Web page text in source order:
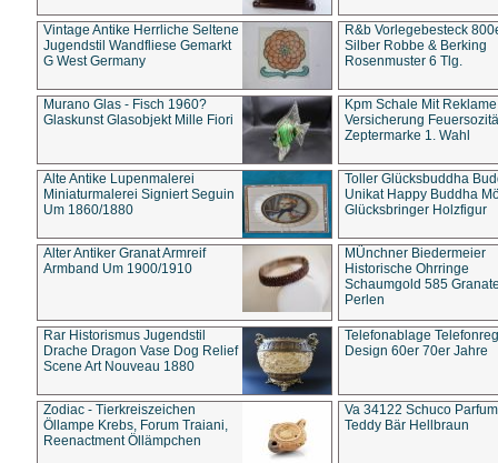
Vintage Antike Herrliche Seltene
Jugendstil Wandfliese Gemarkt
G West Germany
R&b Vorlegebesteck
Silber Robbe & Berking
Rosenmuster 6 Tlg.
Murano Glas - Fisch 1960?
Glaskunst Glasobjekt Mille Fiori
Kpm Schale Mit Reklame
Versicherung
Zeptermarke 1. Wahl
Alte Antike Lupenmalerei
Miniaturmalerei Signiert Seguin
Um 1860/1880
Toller Glücksbuddha
Unikat Happy Buddha
Glücksbringer Holzfigur
Alter Antiker Granat Armreif
Armband Um 1900/1910
MÜnchner Biedermeier
Historische Ohrringe
Schaumgold 585
Perlen
Rar Historismus Jugendstil
Drache Dragon Vase Dog Relief
Scene Art Nouveau 1880
Telefonablage
Design 60er 70er Jahre
Zodiac - Tierkreiszeichen
Öllampe Krebs, Forum Traiani,
Reenactment Öllämpchen
Va 34122 Schuco
Teddy Bär Hellbraun